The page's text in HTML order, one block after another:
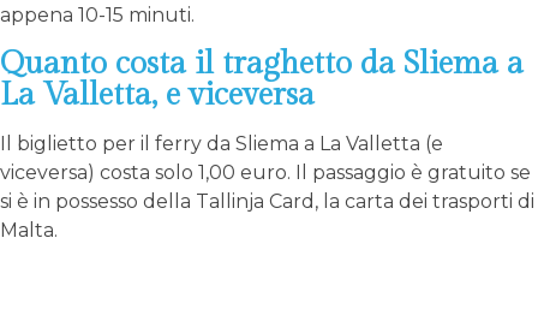
appena 10-15 minuti.
Quanto costa il traghetto da Sliema a
La Valletta, e viceversa
Il biglietto per il ferry da Sliema a La Valletta (e
viceversa) costa solo 1,00 euro. Il passaggio è gratuito se
si è in possesso della Tallinja Card, la carta dei trasporti di
Malta.